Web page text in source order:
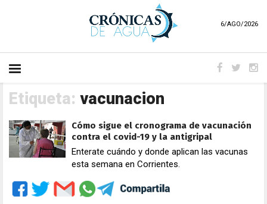
6/AGO/2026
Etiqueta: vacunacion
Cómo sigue el cronograma de vacunación
contra el covid-19 y la antigripal
Enterate cuándo y donde aplican las vacunas
esta semana en Corrientes.